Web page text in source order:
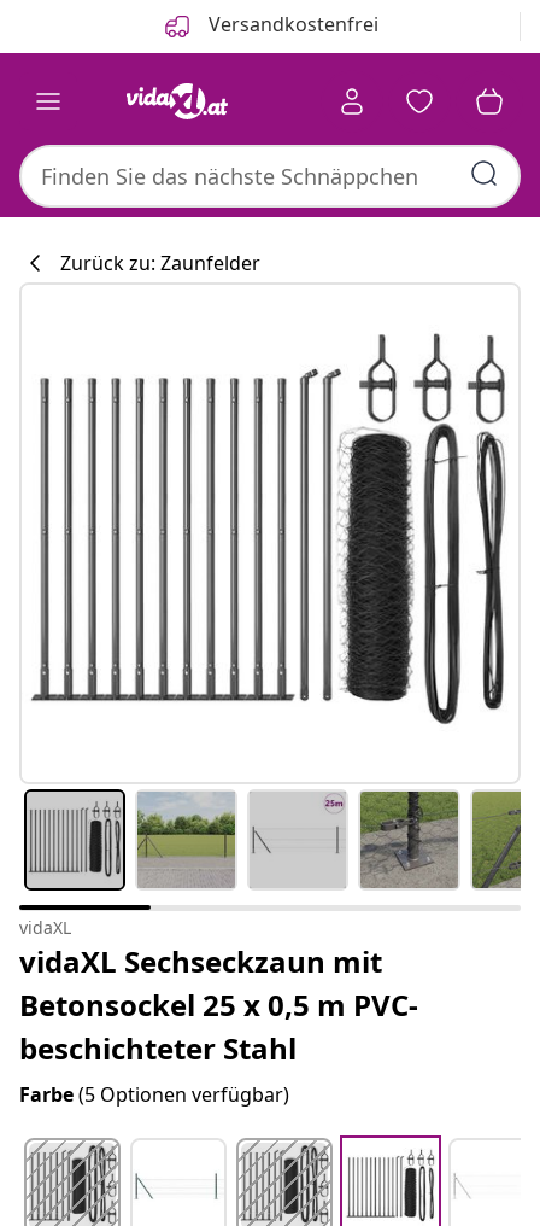
Versandkostenfrei
Zurück zu: Zaunfelder
vidaXL
vidaXL Sechseckzaun mit
Betonsockel 25 x 0,5 m PVC-
beschichteter Stahl
Farbe(5 Optionen verfügbar)